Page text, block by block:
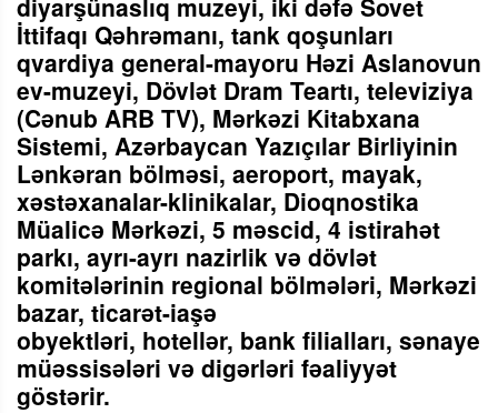
İttifaqı Qəhrəmanı, tank qoşunları
qvardiya general-mayoru Həzi Aslanovun
ev-muzeyi, Dövlət Dram Teartı, televiziya
(Cənub ARB TV), Mərkəzi Kitabxana
Sistemi, Azərbaycan Yazıçılar Birliyinin
Lənkəran bölməsi, aeroport, mayak,
xəstəxanalar-klinikalar, Dioqnostika
Müalicə Mərkəzi, 5 məscid, 4 istirahət
parkı, ayrı-ayrı nazirlik və dövlət
komitələrinin regional bölmələri, Mərkəzi
bazar, ticarət-iaşə
obyektləri, hotellər, bank filialları, sənaye
müəssisələri və digərləri fəaliyyət
göstərir.